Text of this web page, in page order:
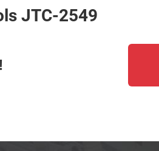
JTC-2549